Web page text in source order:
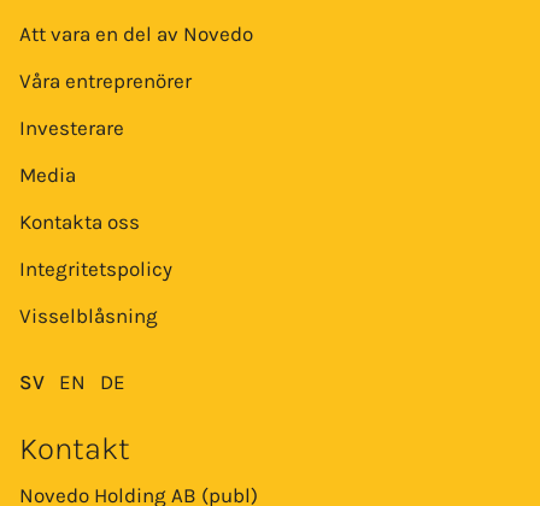
Att vara en del av Novedo
Våra entreprenörer
Investerare
Media
Kontakta oss
Integritetspolicy
Visselblåsning
SV EN DE
Kontakt
Novedo Holding AB (publ)